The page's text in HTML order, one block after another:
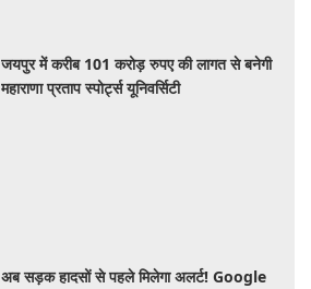
जयपुर में करीब 101 करोड़ रुपए की लागत से बनेगी
महाराणा प्रताप स्पोर्ट्स यूनिवर्सिटी
अब सड़क हादसों से पहले मिलेगा अलर्ट! Google